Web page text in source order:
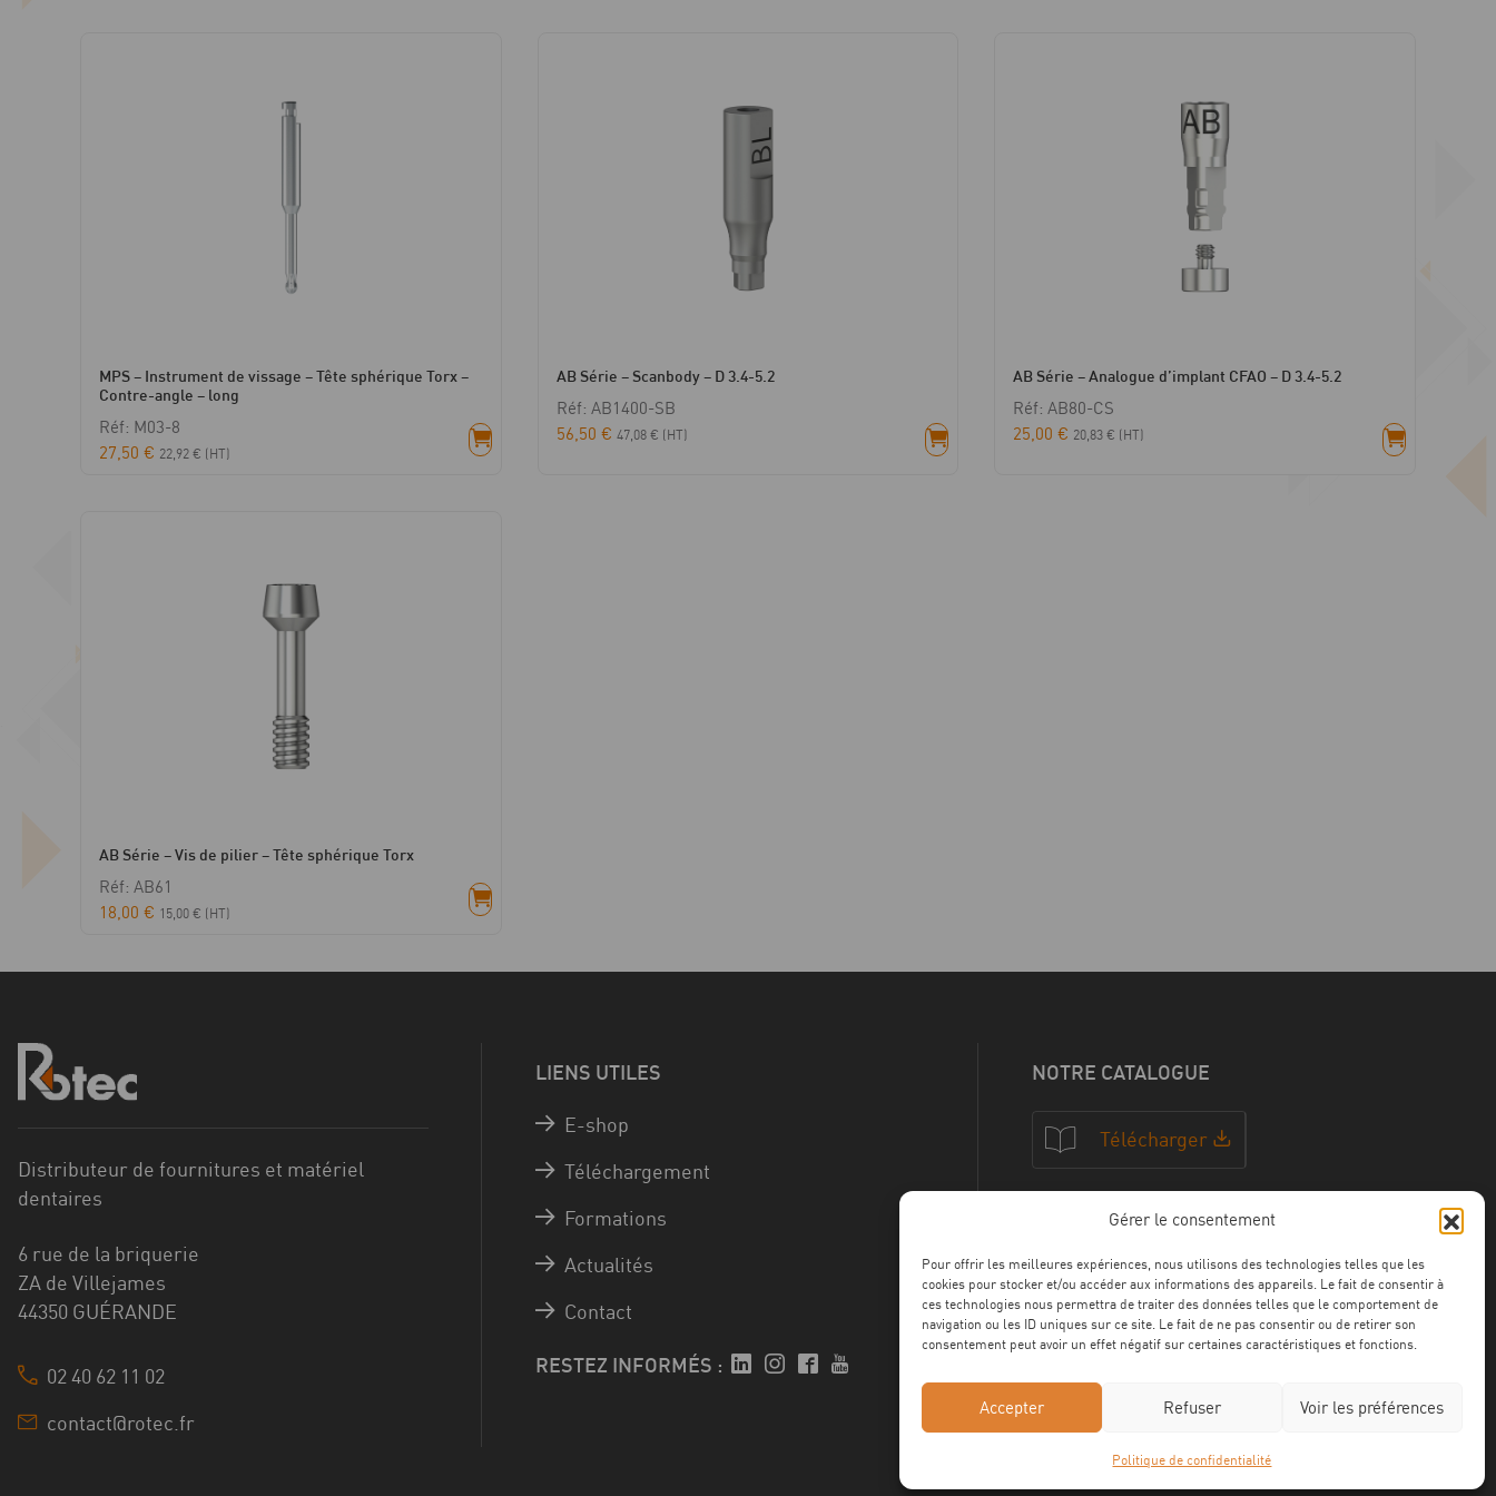
Gérer le consentement
Pour offrir les meilleures expériences, nous utilisons des technologies telles que les
cookies pour stocker et/ou accéder aux informations des appareils. Le fait de consentir à
ces technologies nous permettra de traiter des données telles que le comportement de
navigation ou les ID uniques sur ce site. Le fait de ne pas consentir ou de retirer son
consentement peut avoir un effet négatif sur certaines caractéristiques et fonctions.
Accepter Refuser Voir les préférences
Politique de confidentialité
MPS – Instrument de vissage – Tête sphérique Torx –
Contre-angle – long
Réf: M03-8
27,50 € 22,92 € (HT)
AB Série – Scanbody – D 3.4-5.2
Réf: AB1400-SB
56,50 € 47,08 € (HT)
AB Série – Analogue d’implant CFAO – D 3.4-5.2
Réf: AB80-CS
25,00€ 20,83€ (HT)
AB Série – Vis de pilier – Tête sphérique Torx
Réf: AB61
18,00 € 15,00 € (HT)
Distributeur de fournitures et matériel
dentaires
6 rue de la briquerie
ZA de Villejames
44350 GUÉRANDE
02 40 62 11 02
contact@rotec.fr
LIENS UTILES
E-shop
Téléchargement
Formations
Actualités
Contact
RESTEZ INFORMÉS :
NOTRE CATALOGUE
Télécharger
NOS CERTFICATIONS